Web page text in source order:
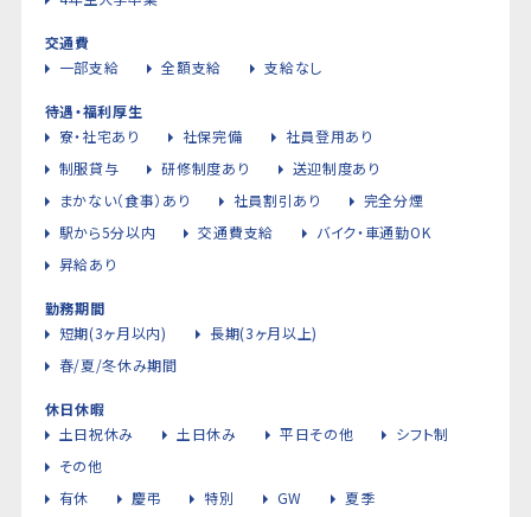
交通費
一部支給
全額支給 支給なし
待遇・福利厚生
寮・社宅あり
社保完備
社員登用あり
制服貸与
研修制度あり
送迎制度あり
まかない（食事）あり
社員割引あり
完全分煙
駅から5分以内
交通費支給
バイク・車通勤OK
昇給あり
勤務期間
短期(3ヶ月以内)
長期(3ヶ月以上)
春/夏/冬休み期間
休日休暇
土日祝休み
土日休み 平日その他
シフト制
その他
有休
慶弔 特別 GW
夏季